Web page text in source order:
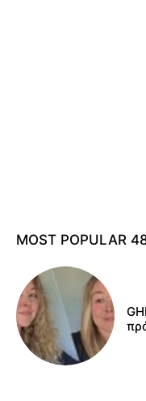
MOST POPULAR